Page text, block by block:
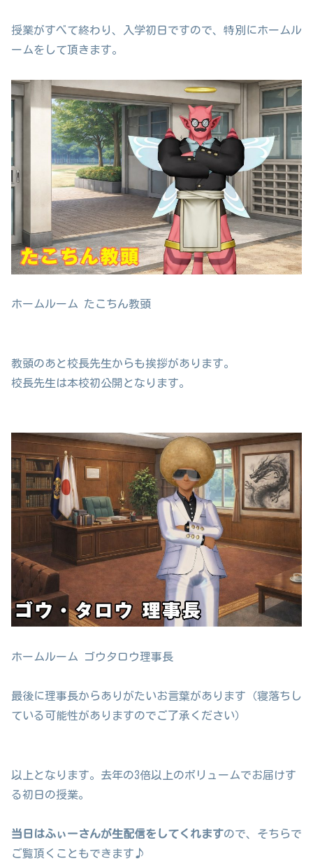
授業がすべて終わり、入学初日ですので、特別にホームル
ームをして頂きます。
ホームルーム たこちん教頭
教頭のあと校長先生からも挨拶があります。
校長先生は本校初公開となります。
ホームルーム ゴウタロウ理事長
最後に理事長からありがたいお言葉があります（寝落ちし
ている可能性がありますのでご了承ください）
以上となります。去年の3倍以上のボリュームでお届けす
る初日の授業。
当日はふぃーさんが生配信をしてくれますので、そちらで
ご覧頂くこともできます♪